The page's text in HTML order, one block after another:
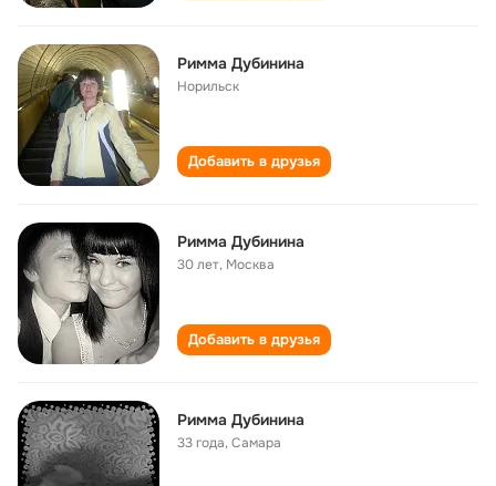
Римма Дубинина
Норильск
Добавить в друзья
Римма Дубинина
30 лет, Москва
Добавить в друзья
Римма Дубинина
33 года,Самара